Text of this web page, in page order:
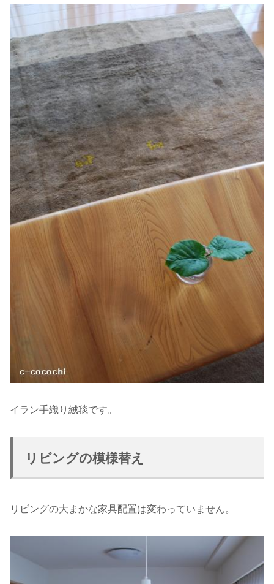
イラン手織り絨毯です。
リビングの模様替え
リビングの大まかな家具配置は変わっていません。